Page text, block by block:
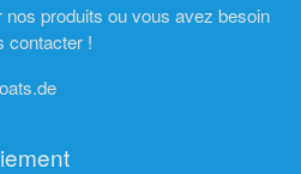
produits ou vous avez besoin
contacter !